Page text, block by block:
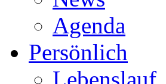
Agenda
Persönlich
Lebenslauf